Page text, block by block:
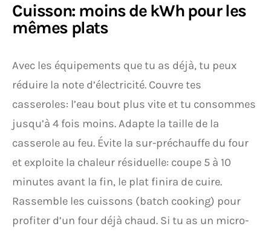
Cuisson: moins de kWh pour les
mêmes plats
Avec les équipements que tu as déjà, tu peux
réduire la note d’électricité. Couvre tes
casseroles: l’eau bout plus vite et tu consommes
jusqu’à 4 fois moins. Adapte la taille de la
casserole au feu. Évite la sur-préchauffe du four
et exploite la chaleur résiduelle: coupe 5 à 10
minutes avant la fin, le plat finira de cuire.
Rassemble les cuissons (batch cooking) pour
profiter d’un four déjà chaud. Si tu as un micro-